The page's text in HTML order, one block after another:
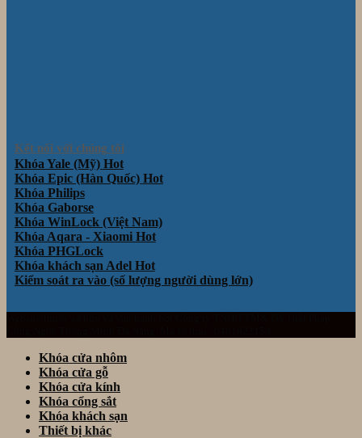
Kết nối với chúng tôi
Khóa Yale (Mỹ)
Khóa Epic (Hàn Quốc)
Khóa Philips
Khóa Gaborse
Khóa WinLock (Việt Nam)
Khóa Aqara - Xiaomi
Khóa PHGLock
Khóa khách sạn Adel
Kiểm soát ra vào (số lượng người dùng lớn)
Khóa cửa nhôm
Khóa cửa gỗ
Khóa cửa kính
Khóa cổng sắt
Khóa khách sạn
Thiết bị khác